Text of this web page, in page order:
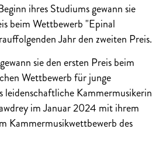
ihres Studiums gewann sie
beim Wettbewerb "Epinal
Jahr den zweiten Preis.
sie den ersten Preis beim
Wettbewerb für junge
leidenschaftliche Kammermusikerin
im Januar 2024 mit ihrem
Kammermusikwettbewerb des